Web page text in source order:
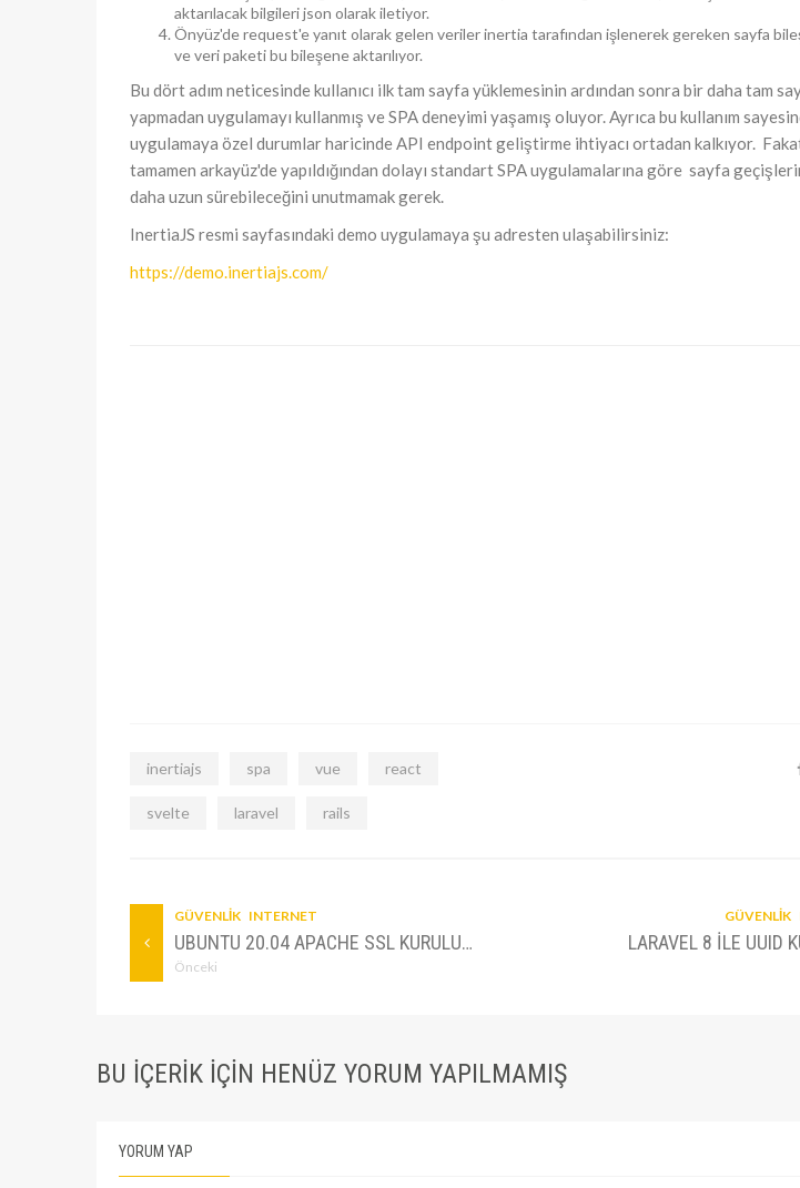
aktarılacak bilgileri json olarak iletiyor.
Önyüz'de request'e yanıt olarak gelen veriler inertia tarafından işlenerek gereken sayfa
ve veri paketi bu bileşene aktarılıyor.
Bu dört adım neticesinde kullanıcı ilk tam sayfa yüklemesinin ardından sonra bir daha tam
yapmadan uygulamayı kullanmış ve SPA deneyimi yaşamış oluyor. Ayrıca bu kullanım
uygulamaya özel durumlar haricinde API endpoint geliştirme ihtiyacı ortadan kalkıyor.
tamamen arkayüz'de yapıldığından dolayı standart SPA uygulamalarına göre sayfa
daha uzun sürebileceğini unutmamak gerek.
InertiaJS resmi sayfasındaki demo uygulamaya şu adresten ulaşabilirsiniz:
https://demo.inertiajs.com/
inertiajs spa vue react
svelte laravel rails
GÜVENLIK INTERNET
UBUNTU 20.04 APACHE SSL KURULUMU
Önceki
GÜVENLIK
LARAVEL 8 ILE UUID
BU IÇERIK IÇIN HENÜZ YORUM YAPILMAMIŞ
YORUM YAP